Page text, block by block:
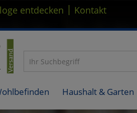
entdecken | Kontakt
Haushalt & Garten